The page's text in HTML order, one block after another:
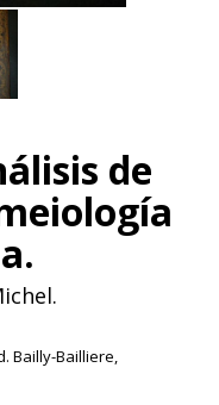
de
Bailly-Bailliere,